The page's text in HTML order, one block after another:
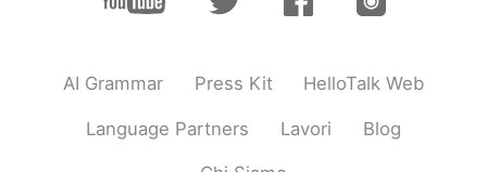
AI Grammar Press Kit HelloTalk Web
Language Partners Lavori Blog